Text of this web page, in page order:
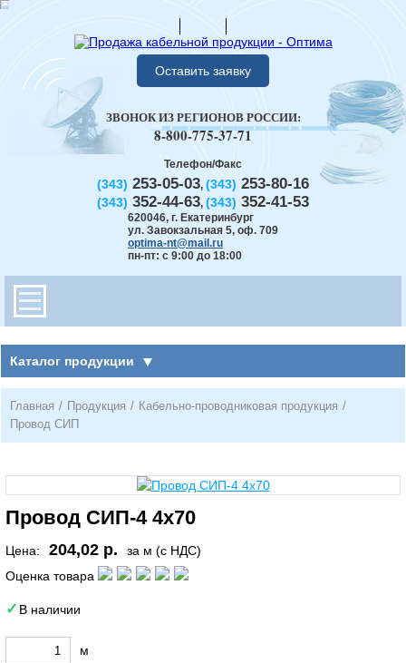
Оставить заявку
Телефон/Факс
(343) 253-05-03, (343) 253-80-16
(343) 352-44-63, (343) 352-41-53
620046, г. Екатеринбург
ул. Завокзальная 5, оф. 709
optima-nt@mail.ru
пн-пт: с 9:00 до 18:00
ЗВОНОК ИЗ РЕГИОНОВ РОССИИ:
8-800-775-37-71
Каталог продукции
Главная / Продукция / Кабельно-проводниковая продукция /
Провод СИП
Провод СИП-4 4х70
Цена: 204,02 р.
за м (с НДС)
Оценка товара
В наличии
м